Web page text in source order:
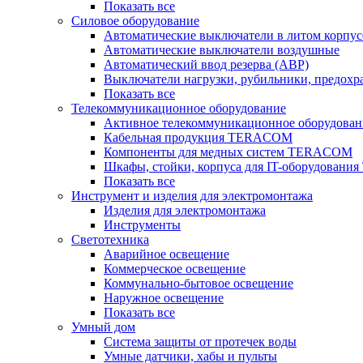
Показать все
Силовое оборудование
Автоматические выключатели в литом
Автоматические выключатели воздушные
Автоматический ввод резерва (АВР)
Выключатели нагрузки, рубильники,
Показать все
Телекоммуникационное оборудование
Активное телекоммуникационное
Кабельная продукция TERACOM
Компоненты для медных систем TERACOM
Шкафы, стойки, корпуса для IT-
Показать все
Инструмент и изделия для электромонтажа
Изделия для электромонтажа
Инструменты
Светотехника
Аварийное освещение
Коммерческое освещение
Коммунально-бытовое освещение
Наружное освещение
Показать все
Умный дом
Система защиты от протечек воды
Умные датчики, хабы и пульты